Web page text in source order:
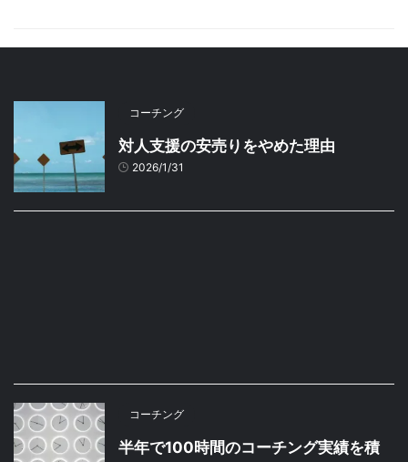
コーチング
対人支援の安売りをやめた理由
2026/1/31
コーチング
半年で100時間のコーチング実績を積